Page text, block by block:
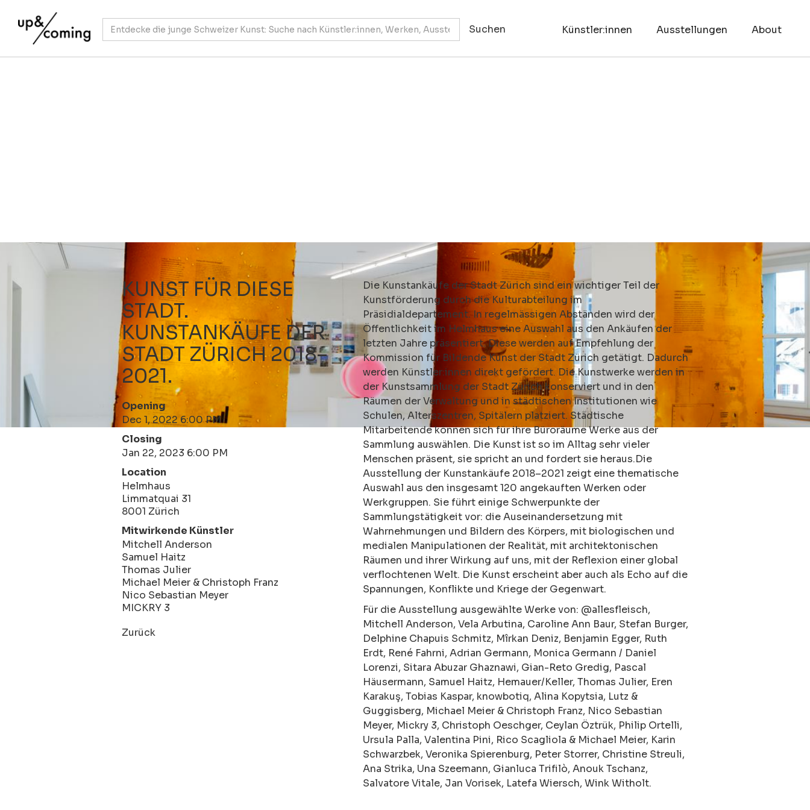
Künstler:innen Ausstellungen About
KUNST FÜR DIESE
STADT.
KUNSTANKÄUFE DER
STADT ZÜRICH 2018–
2021.
Opening
Dec 1, 2022 6:00 PM
Closing
Jan 22, 2023 6:00 PM
Location
Helmhaus
Limmatquai 31
8001 Zürich
Mitwirkende Künstler
Mitchell Anderson
Samuel Haitz
Thomas Julier
Michael Meier & Christoph Franz
Nico Sebastian Meyer
MICKRY 3
Zurück
Die Kunstankäufe der Stadt Zürich sind ein wichtiger Teil der
Kunstförderung durch die Kulturabteilung im
Präsidialdepartement. In regelmässigen Abständen wird der
Öffentlichkeit im Helmhaus eine Auswahl aus den Ankäufen der
letzten Jahre präsentiert. Diese werden auf Empfehlung der
Kommission für Bildende Kunst der Stadt Zürich getätigt. Dadurch
werden Künstler:innen direkt gefördert. Die Kunstwerke werden in
der Kunstsammlung der Stadt Zürich konserviert und in den
Räumen der Verwaltung und in städtischen Institutionen wie
Schulen, Alterszentren, Spitälern platziert. Städtische
Mitarbeitende können sich für ihre Büroräume Werke aus der
Sammlung auswählen. Die Kunst ist so im Alltag sehr vieler
Menschen präsent, sie spricht an und fordert sie heraus.Die
Ausstellung der Kunstankäufe 2018–2021 zeigt eine thematische
Auswahl aus den insgesamt 120 angekauften Werken oder
Werkgruppen. Sie führt einige Schwerpunkte der
Sammlungstätigkeit vor: die Auseinandersetzung mit
Wahrnehmungen und Bildern des Körpers, mit biologischen und
medialen Manipulationen der Realität, mit architektonischen
Räumen und ihrer Wirkung auf uns, mit der Reflexion einer global
verflochtenen Welt. Die Kunst erscheint aber auch als Echo auf die
Spannungen, Konflikte und Kriege der Gegenwart.
Für die Ausstellung ausgewählte Werke von: @allesfleisch,
Mitchell Anderson, Vela Arbutina, Caroline Ann Baur, Stefan Burger,
Delphine Chapuis Schmitz, Mîrkan Deniz, Benjamin Egger, Ruth
Erdt, René Fahrni, Adrian Germann, Monica Germann / Daniel
Lorenzi, Sitara Abuzar Ghaznawi, Gian-Reto Gredig, Pascal
Häusermann, Samuel Haitz, Hemauer/Keller, Thomas Julier, Eren
Karakuş, Tobias Kaspar, knowbotiq, Alina Kopytsia, Lutz &
Guggisberg, Michael Meier & Christoph Franz, Nico Sebastian
Meyer, Mickry 3, Christoph Oeschger, Ceylan Öztrük, Philip Ortelli,
Ursula Palla, Valentina Pini, Rico Scagliola & Michael Meier, Karin
Schwarzbek, Veronika Spierenburg, Peter Storrer, Christine Streuli,
Ana Strika, Una Szeemann, Gianluca Trifilò, Anouk Tschanz,
Salvatore Vitale, Jan Vorisek, Latefa Wiersch, Wink Witholt.